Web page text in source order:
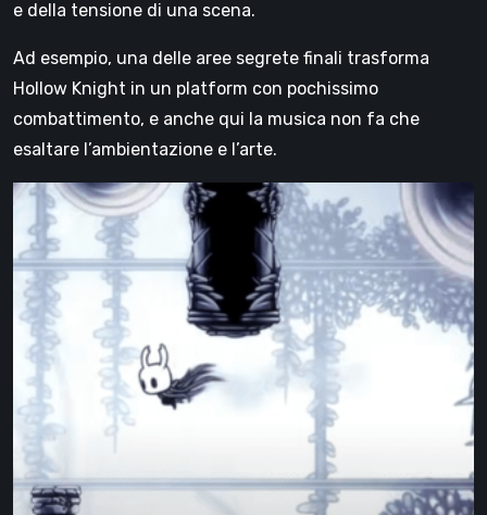
e della tensione di una scena.
Ad esempio, una delle aree segrete finali trasforma
Hollow Knight in un platform con pochissimo
combattimento, e anche qui la musica non fa che
esaltare l’ambientazione e l’arte.